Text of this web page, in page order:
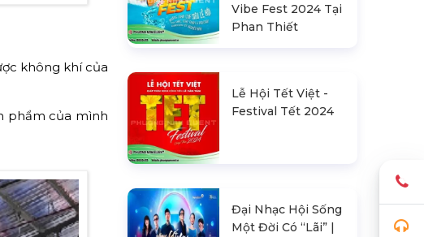
không khí của
phẩm của mình
Vibe Fest 2024 Tại
Phan Thiết
Lễ Hội Tết Việt -
Festival Tết 2024
Đại Nhạc Hội Sống
Một Đời Có “Lãi” |